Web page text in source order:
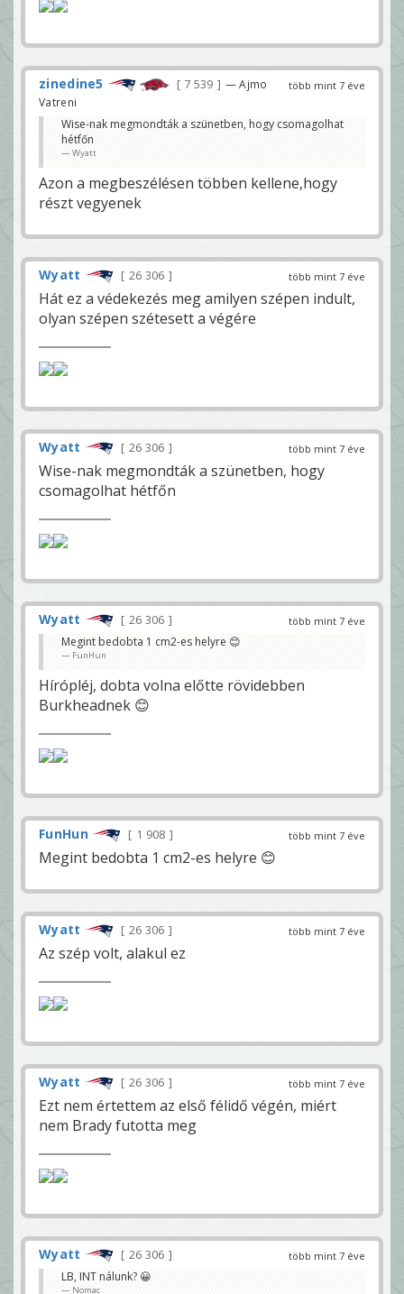
több mint 7 éve
zinedine5 7 539
— Ajmo
Vatreni
Wise-nak megmondták a szünetben, hogy csomagolhat
hétfőn
Wyatt
Azon a megbeszélésen többen kellene,hogy
részt vegyenek
több mint 7 éve
Wyatt 26 306
Hát ez a védekezés meg amilyen szépen indult,
olyan szépen szétesett a végére
több mint 7 éve
Wyatt 26 306
Wise-nak megmondták a szünetben, hogy
csomagolhat hétfőn
több mint 7 éve
Wyatt
26 306
Megint bedobta 1 cm2-es helyre 😊
FunHun
Hírópléj, dobta volna előtte rövidebben
Burkheadnek 😊
több mint 7 éve
FunHun 1 908
Megint bedobta 1 cm2-es helyre 😊
több mint 7 éve
Wyatt 26 306
Az szép volt, alakul ez
több mint 7 éve
Wyatt 26 306
Ezt nem értettem az első félidő végén, miért
nem Brady futotta meg
több mint 7 éve
Wyatt
26 306
LB, INT nálunk? 😀
Nomac